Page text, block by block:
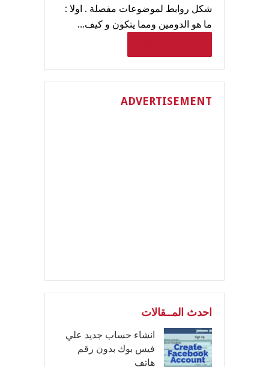
شكل روابط لموضوعات مفصلة . اولا :
ما هو الدومين ومما يتكون و كيف…
ADVERTISEMENT
احدث المــقالات
انشاء حساب جديد علي
فيس بوك بدون رقم
هاتف